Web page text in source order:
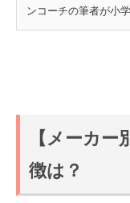
ンコーチの筆者が小
【メーカ
徴は？